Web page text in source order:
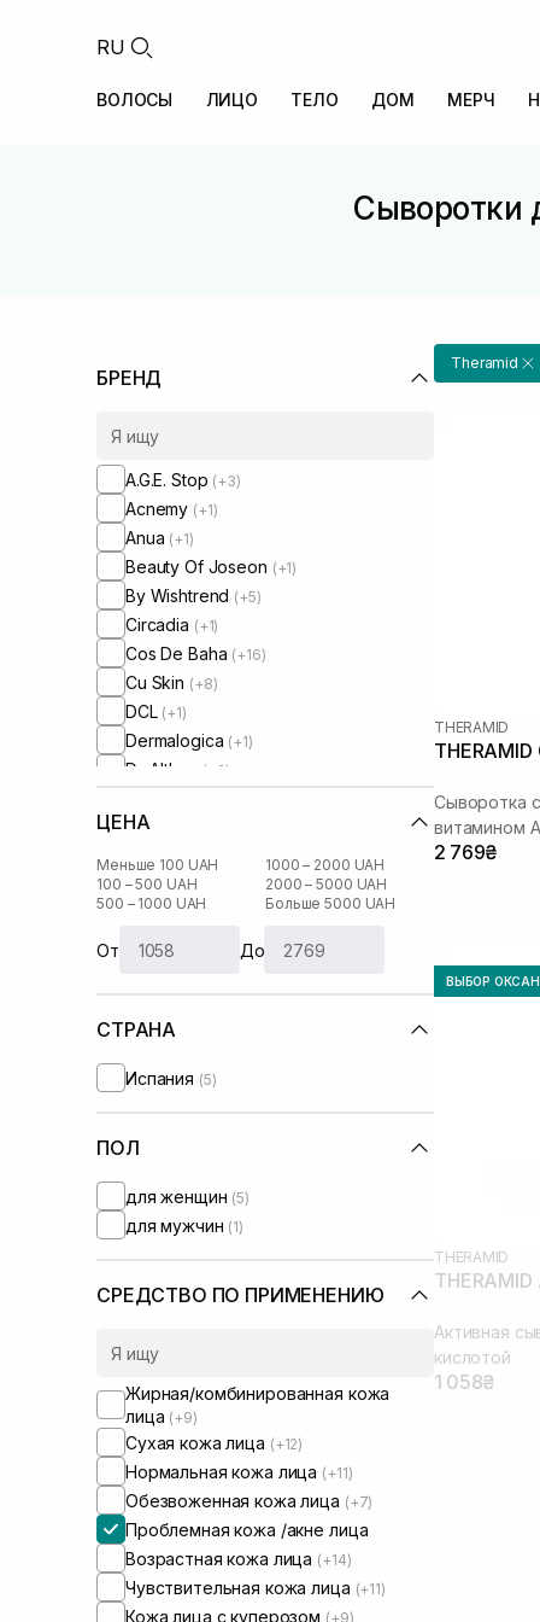
RU
ВОЛОСЫ ЛИЦО ТЕЛО ДОМ МЕРЧ
Сыворотки
БРЕНД
A.G.E. Stop (+3)
Acnemy (+1)
Anua (+1)
Beauty Of Joseon (+1)
By Wishtrend (+5)
Circadia (+1)
Cos De Baha (+16)
Cu Skin (+8)
DCL (+1)
Dermalogica (+1)
Dr. Althea (+2)
Dr.Reju-All
Geek and Gorgeous(+5)
I'm From(+2)
IS Clinical (+3)
Instytutum
Lalarecipe
Manyo Factory
Medik8(+9)
Melume(+3)
Needly
Purito(+1)
Question and Answer
Round Lab(+1)
Skin&Lab(+1)
Transparent-Lab
Usolab (+3)
WhoCares(+1)
ЦЕНА
Меньше 100 UAH
100 – 500 UAH
500 – 1000 UAH
1000 – 2000 UAH
2000 – 5000 UAH
Больше 5000 UAH
От До
СТРАНА
Испания (5)
ПОЛ
для женщин (5)
для мужчин (1)
СРЕДСТВО ПО ПРИМЕНЕНИЮ
Жирная/комбинированная кожа
лица (+9)
Сухая кожа лица (+12)
Нормальная кожа лица (+11)
Обезвоженная кожа лица (+7)
Проблемная кожа /акне лица
Возрастная кожа лица (+14)
Чувствительная кожа лица (+11)
Кожа лица с куперозом (+9)
Theramid
THERAMID
Сыворотка
витамином A
2 769₴
ВЫБОР
THERAMID
Активная
кислотой
1 058₴